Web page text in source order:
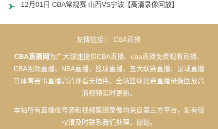
12月01日 CBA常规赛 山西VS宁波【高清录像回放】
友情链接： CBA直播
CBA直播网为广大球迷提供CBA直播、cba直播免费观看直播、
CBA视频直播、NBA直播、篮球直播、五大联赛直播、足球直播
等体育赛事直播高清观看无插件。全场篮球比赛直播录像回放高
清视频实时更新。
本站所有直播信号源和视频集锦录像均来自第三方平台，如有侵
权请及时联系我们处理，谢谢。